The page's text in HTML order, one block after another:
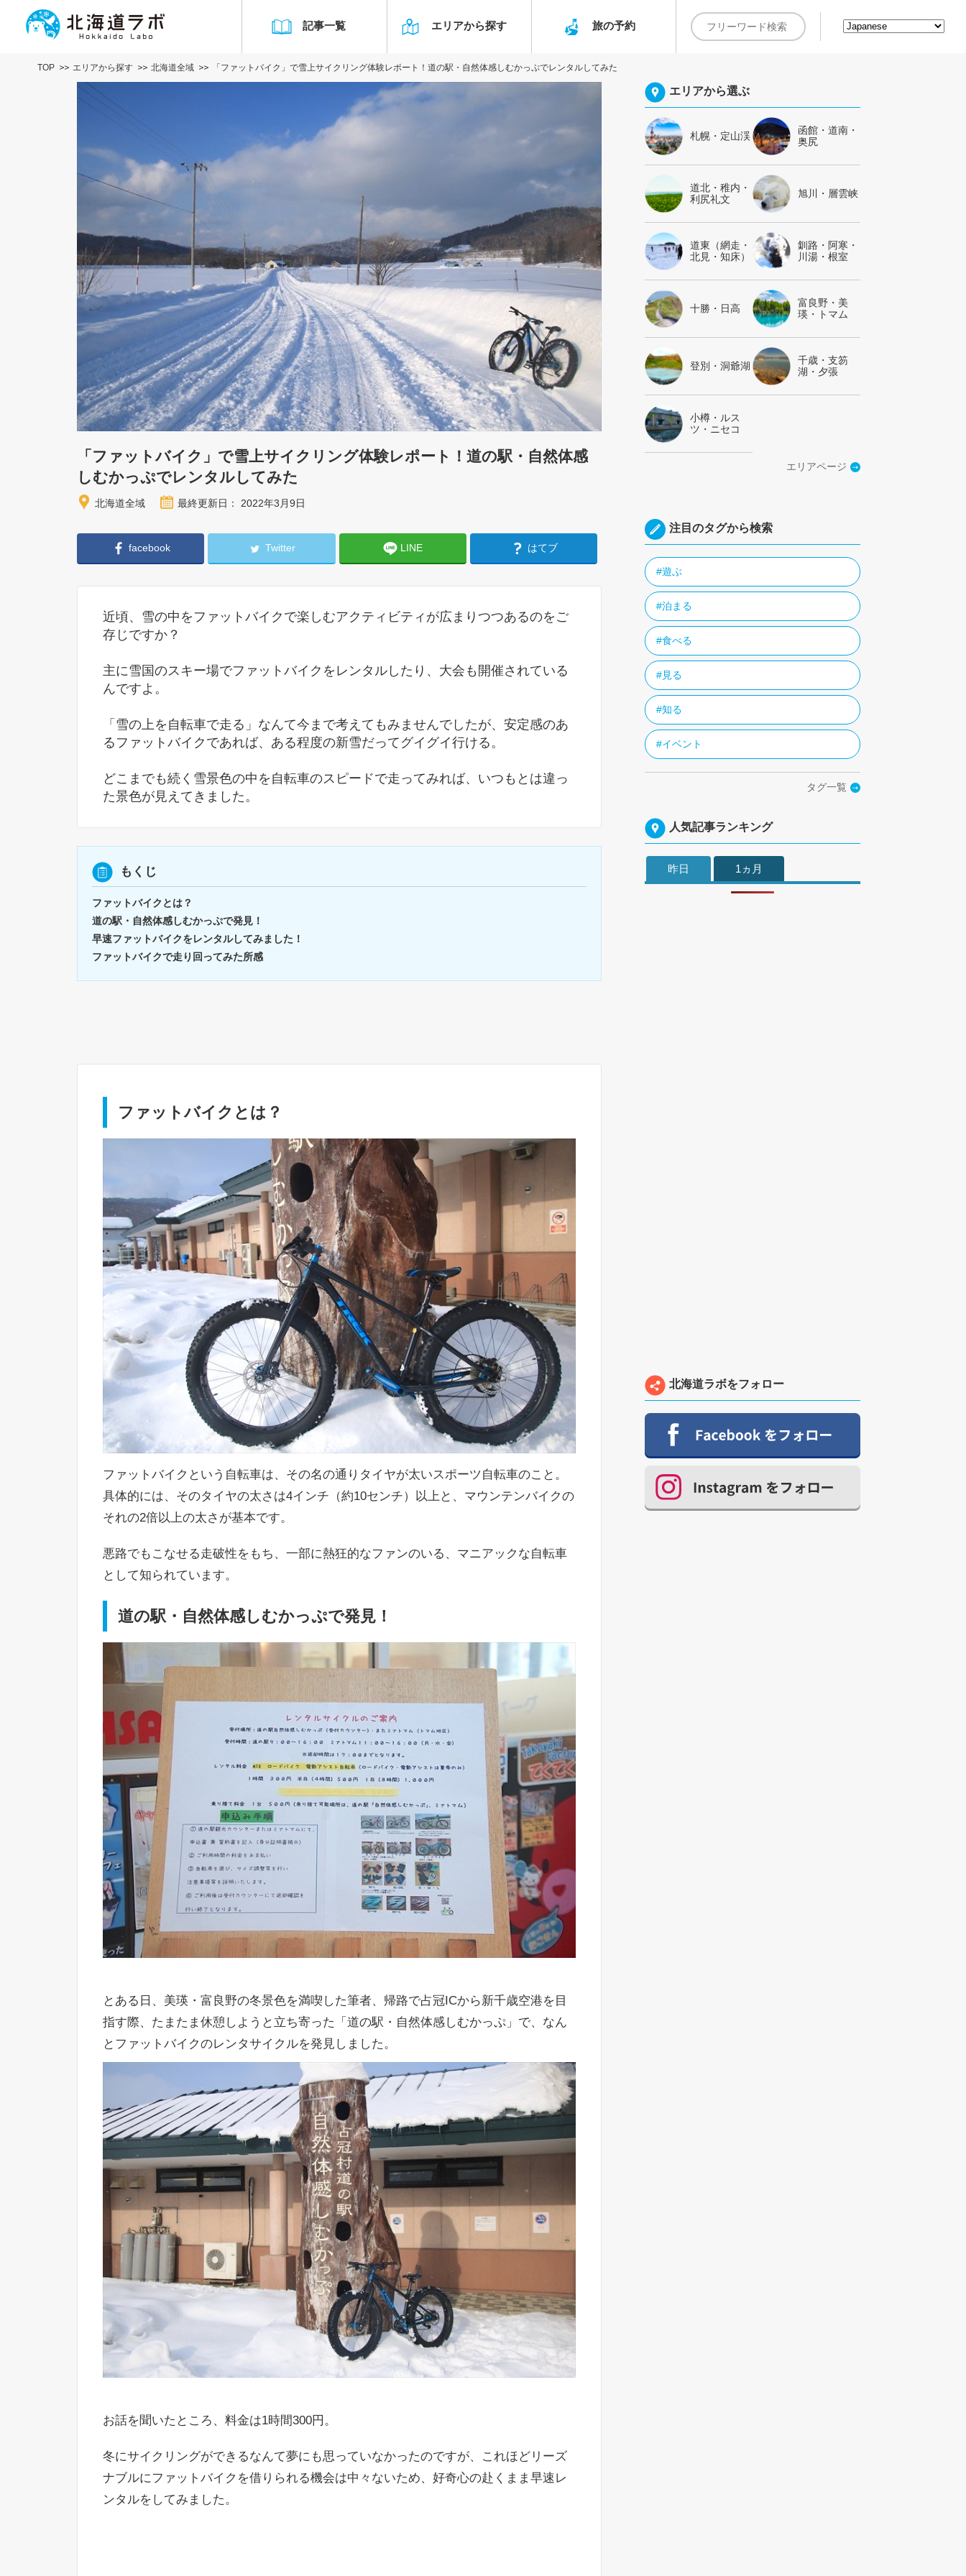
記事一覧 エリアから探す 旅の予約
TOP エリアから探す 北海道全域 「ファットバイク」で雪上サイクリング体験レポート！道の駅・自然体感しむかっぷでレンタルしてみた
「ファットバイク」で雪上サイクリング体験レポート！道の駅・自然体感
しむかっぷでレンタルしてみた
北海道全域 最終更新日： 2022年3月9日
facebook Twitter LINE はてブ
近頃、雪の中をファットバイクで楽しむアクティビティが広まりつつあるのをご
存じですか？
主に雪国のスキー場でファットバイクをレンタルしたり、大会も開催されている
んですよ。
「雪の上を自転車で走る」なんて今まで考えてもみませんでしたが、安定感のあ
るファットバイクであれば、ある程度の新雪だってグイグイ行ける。
どこまでも続く雪景色の中を自転車のスピードで走ってみれば、いつもとは違っ
た景色が見えてきました。
もくじ
ファットバイクとは？
道の駅・自然体感しむかっぷで発見！
早速ファットバイクをレンタルしてみました！
ファットバイクで走り回ってみた所感
ファットバイクとは？
ファットバイクという自転車は、その名の通りタイヤが太いスポーツ自転車のこと。
具体的には、そのタイヤの太さは4インチ（約10センチ）以上と、マウンテンバイクの
それの2倍以上の太さが基本です。
悪路でもこなせる走破性をもち、一部に熱狂的なファンのいる、マニアックな自転車
として知られています。
道の駅・自然体感しむかっぷで発見！
とある日、美瑛・富良野の冬景色を満喫した筆者、帰路で占冠ICから新千歳空港を目
指す際、たまたま休憩しようと立ち寄った「道の駅・自然体感しむかっぷ」で、なん
とファットバイクのレンタサイクルを発見しました。
お話を聞いたところ、料金は1時間300円。
冬にサイクリングができるなんて夢にも思っていなかったのですが、これほどリーズ
ナブルにファットバイクを借りられる機会は中々ないため、好奇心の赴くまま早速レ
ンタルをしてみました。
エリアから選ぶ
札幌・定山渓
函館・道南・
奥尻
道北・稚内・
利尻礼文
旭川・層雲峡
道東（網走・
北見・知床）
釧路・阿寒・
川湯・根室
十勝・日高
富良野・美
瑛・トマム
登別・洞爺湖
千歳・支笏
湖・夕張
小樽・ルス
ツ・ニセコ
エリアページ
注目のタグから検索
#遊ぶ
#泊まる
#食べる
#見る
#知る
#イベント
タグ一覧
人気記事ランキング
昨日 1ヵ月
北海道ラボをフォロー